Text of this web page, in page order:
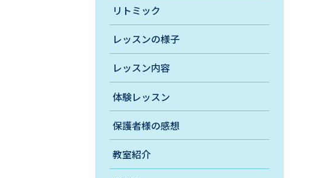
リトミック
レッスンの様子
レッスン内容
体験レッスン
保護者様の感想
教室紹介